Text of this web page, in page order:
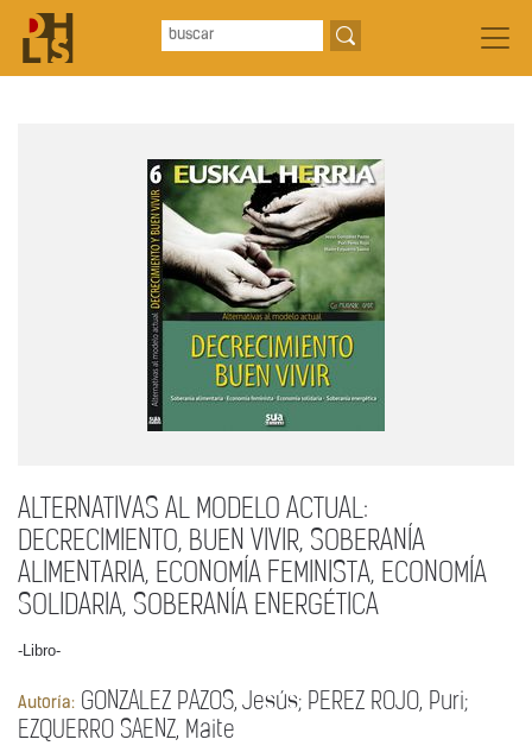
ALTERNATIVAS AL MODELO ACTUAL:
DECRECIMIENTO, BUEN VIVIR, SOBERANÍA
ALIMENTARIA, ECONOMÍA FEMINISTA, ECONOMÍA
SOLIDARIA, SOBERANÍA ENERGÉTICA
-Libro-
Autoría: GONZALEZ PAZOS, Jesús; PEREZ ROJO, Puri;
EZQUERRO SAENZ, Maite